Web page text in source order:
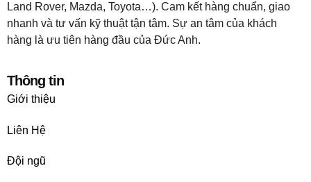
Land Rover, Mazda, Toyota…). Cam kết hàng chuẩn, giao
nhanh và tư vấn kỹ thuật tận tâm. Sự an tâm của khách
hàng là ưu tiên hàng đầu của Đức Anh.
Thông tin
Giới thiệu
Liên Hệ
Đội ngũ